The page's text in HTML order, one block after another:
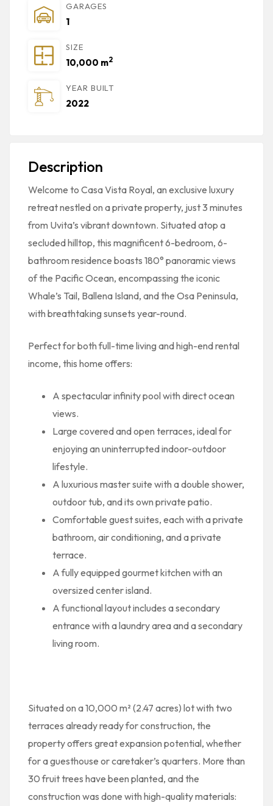
GARAGES
1
SIZE
10,000 m2
YEAR BUILT
2022
Description
Welcome to Casa Vista Royal, an exclusive luxury
retreat nestled on a private property, just 3 minutes
from Uvita’s vibrant downtown. Situated atop a
secluded hilltop, this magnificent 6-bedroom, 6-
bathroom residence boasts 180° panoramic views
of the Pacific Ocean, encompassing the iconic
Whale’s Tail, Ballena Island, and the Osa Peninsula,
with breathtaking sunsets year-round.
Perfect for both full-time living and high-end rental
income, this home offers:
A spectacular infinity pool with direct ocean
views.
Large covered and open terraces, ideal for
enjoying an uninterrupted indoor-outdoor
lifestyle.
A luxurious master suite with a double shower,
outdoor tub, and its own private patio.
Comfortable guest suites, each with a private
bathroom, air conditioning, and a private
terrace.
A fully equipped gourmet kitchen with an
oversized center island.
A functional layout includes a secondary
entrance with a laundry area and a secondary
living room.
Situated on a 10,000 m² (2.47 acres) lot with two
terraces already ready for construction, the
property offers great expansion potential, whether
for a guesthouse or caretaker’s quarters. More than
30 fruit trees have been planted, and the
construction was done with high-quality materials: